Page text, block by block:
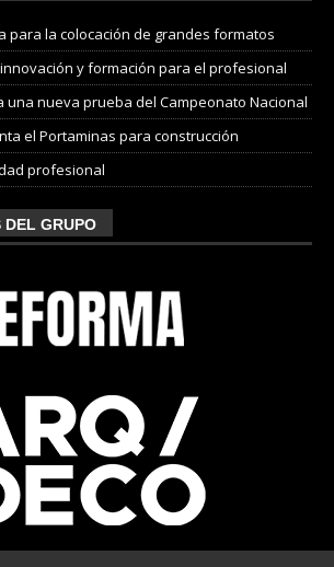
para la colocación de grandes formatos
y formación para el profesional
una nueva prueba del Campeonato Nacional
el Portaminas para construcción
profesional
DEL GRUPO